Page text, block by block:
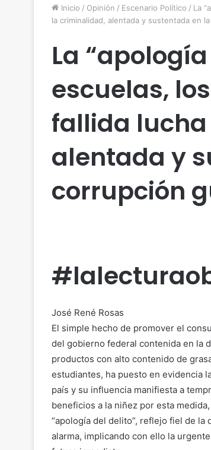
Inicio / Opinión / Escenario Político / La
la criminalidad, alentada y sustentada en
La
escuelas,
fallida
alentada y
corrupción
José René Rosas
El simple hecho de promover el
del gobierno federal contenida en la
productos con alto contenido de
estudiantes, ha puesto en evidencia
país y su influencia manifiesta a
beneficios a la niñez por esta
“apología del delito”, reflejo fiel de
alarma, implicando con ello la